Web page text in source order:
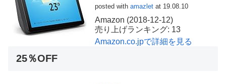
posted with amazlet at 19.08.10
Amazon (2018-12-12)
売り上げランキング: 13
Amazon.co.jpで詳細を見る
25％OFF